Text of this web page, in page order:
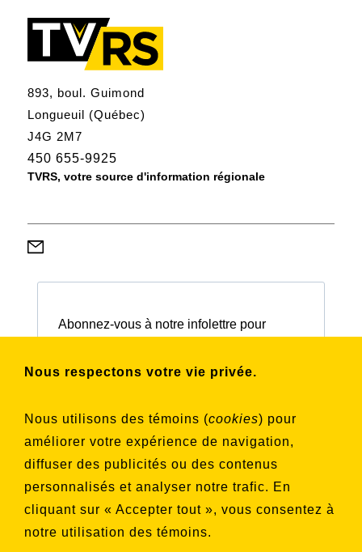
Nous respectons votre vie privée.
Nous utilisons des témoins (cookies) pour
améliorer votre expérience de navigation,
diffuser des publicités ou des contenus
personnalisés et analyser notre trafic. En
cliquant sur « Accepter tout », vous consentez à
notre utilisation des témoins.
893, boul. Guimond
Longueuil (Québec)
J4G 2M7
450 655-9925
TVRS, votre source d'information régionale
Abonnez-vous à notre infolettre pour
souhaitez vous inscrire
Aucune liste sélectionnée
S'INSCRIRE